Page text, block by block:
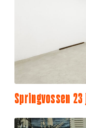
Springvossen